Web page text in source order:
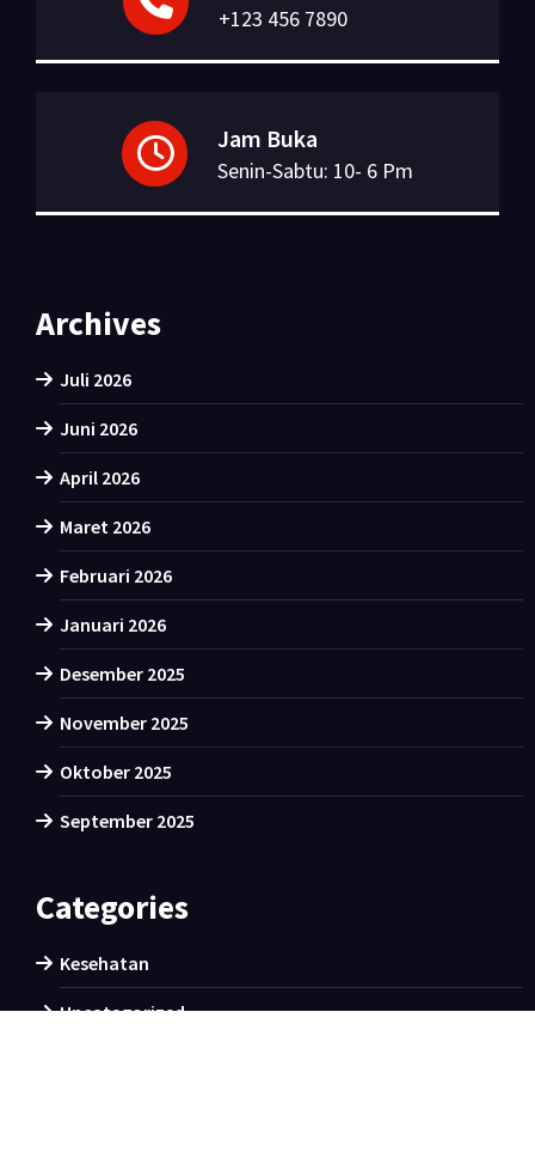
+123 456 7890
Jam Buka
Senin-Sabtu: 10- 6 Pm
Archives
Juli 2026
Juni 2026
April 2026
Maret 2026
Februari 2026
Januari 2026
Desember 2025
November 2025
Oktober 2025
September 2025
Categories
Kesehatan
Uncategorized